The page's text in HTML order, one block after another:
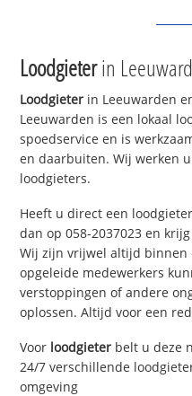
Loodgieterin
Loodgieter in Leeuwarden
Leeuwarden is een lokaal
spoedservice en is
en daarbuiten. Wij werken
loodgieters.
Heeft u direct een
dan op 058-2037023 en
Wij zijn vrijwel altijd binnen
opgeleide medewerkers
verstoppingen of andere
oplossen. Altijd voor een
Voor loodgieter belt u deze
24/7 verschillende
omgeving